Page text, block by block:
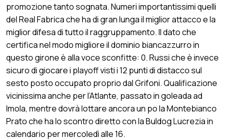
promozione tanto sognata. Numeri importantissimi quelli
del Real Fabrica che ha di gran lunga il miglior attacco e la
miglior difesa di tutto il raggruppamento. Il dato che
certifica nel modo migliore il dominio biancazzurro in
questo girone è alla voce sconfitte: 0. Russi che è invece
sicuro di giocare i playoff visti i 12 punti di distacco sul
sesto posto occupato proprio dal Grifoni. Qualificazione
vicinissima anche per l’Atlante, passato in goleada ad
Imola, mentre dovrà lottare ancora un po la Montebianco
Prato che ha lo scontro diretto con la Buldog Lucrezia in
calendario per mercoledì alle 16.